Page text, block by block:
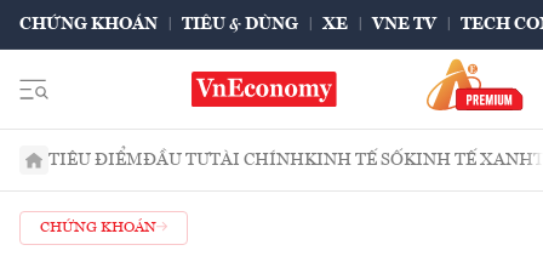
CHỨNG KHOÁN TIÊU & DÙNG XE VNE TV TECH
TIÊU ĐIỂMĐẦU TƯTÀI CHÍNHKINH TẾ SỐKINH TẾ XANH
CHỨNG KHOÁN